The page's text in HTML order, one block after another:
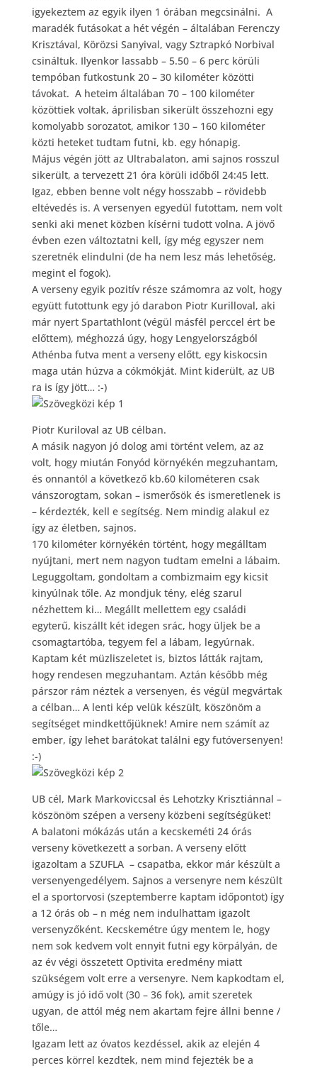
igyekeztem az egyik ilyen 1 órában megcsinálni. A
maradék futásokat a hét végén – általában Ferenczy
Krisztával, Körözsi Sanyival, vagy Sztrapkó Norbival
csináltuk. Ilyenkor lassabb – 5.50 – 6 perc körüli
tempóban futkostunk 20 – 30 kilométer közötti
távokat. A heteim általában 70 – 100 kilométer
közöttiek voltak, áprilisban sikerült összehozni egy
komolyabb sorozatot, amikor 130 – 160 kilométer
közti heteket tudtam futni, kb. egy hónapig.
Május végén jött az Ultrabalaton, ami sajnos rosszul
sikerült, a tervezett 21 óra körüli időből 24:45 lett.
Igaz, ebben benne volt négy hosszabb – rövidebb
eltévedés is. A versenyen egyedül futottam, nem volt
senki aki menet közben kísérni tudott volna. A jövő
évben ezen változtatni kell, így még egyszer nem
szeretnék elindulni (de ha nem lesz más lehetőség,
megint el fogok).
A verseny egyik pozitív része számomra az volt, hogy
együtt futottunk egy jó darabon Piotr Kurilloval, aki
már nyert Spartathlont (végül másfél perccel ért be
előttem), méghozzá úgy, hogy Lengyelországból
Athénba futva ment a verseny előtt, egy kiskocsin
maga után húzva a cókmókját. Mint kiderült, az UB
ra is így jött… :-)
Piotr Kuriloval az UB célban.
A másik nagyon jó dolog ami történt velem, az az
volt, hogy miután Fonyód környékén megzuhantam,
és onnantól a következő kb.60 kilométeren csak
vánszorogtam, sokan – ismerősök és ismeretlenek is
– kérdezték, kell e segítség. Nem mindig alakul ez
így az életben, sajnos.
170 kilométer környékén történt, hogy megálltam
nyújtani, mert nem nagyon tudtam emelni a lábaim.
Leguggoltam, gondoltam a combizmaim egy kicsit
kinyúlnak tőle. Az mondjuk tény, elég szarul
nézhettem ki… Megállt mellettem egy családi
egyterű, kiszállt két idegen srác, hogy üljek be a
csomagtartóba, tegyem fel a lábam, legyúrnak.
Kaptam két müzliszeletet is, biztos látták rajtam,
hogy rendesen megzuhantam. Aztán később még
párszor rám néztek a versenyen, és végül megvártak
a célban… A lenti kép velük készült, köszönöm a
segítséget mindkettőjüknek! Amire nem számít az
ember, így lehet barátokat találni egy futóversenyen!
:-)
UB cél, Mark Markoviccsal és Lehotzky Krisztiánnal –
köszönöm szépen a verseny közbeni segítségüket!
A balatoni mókázás után a kecskeméti 24 órás
verseny következett a sorban. A verseny előtt
igazoltam a SZUFLA – csapatba, ekkor már készült a
versenyengedélyem. Sajnos a versenyre nem készült
el a sportorvosi (szeptemberre kaptam időpontot) így
a 12 órás ob – n még nem indulhattam igazolt
versenyzőként. Kecskemétre úgy mentem le, hogy
nem sok kedvem volt ennyit futni egy körpályán, de
az év végi összetett Optivita eredmény miatt
szükségem volt erre a versenyre. Nem kapkodtam el,
amúgy is jó idő volt (30 – 36 fok), amit szeretek
ugyan, de attól még nem akartam fejre állni benne /
tőle…
Igazam lett az óvatos kezdéssel, akik az elején 4
perces körrel kezdtek, nem mind fejezték be a